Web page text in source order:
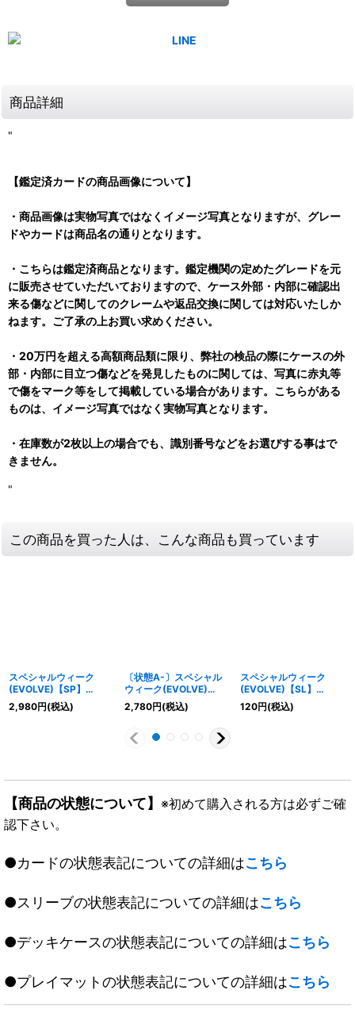
商品詳細
"
【鑑定済カードの商品画像について】
・商品画像は実物写真ではなくイメージ写真となりますが、グレー
ドやカードは商品名の通りとなります。
・こちらは鑑定済商品となります。鑑定機関の定めたグレードを元
に販売させていただいておりますので、ケース外部・内部に確認出
来る傷などに関してのクレームや返品交換に関しては対応いたしか
ねます。ご了承の上お買い求めください。
・20万円を超える高額商品類に限り、弊社の検品の際にケースの外
部・内部に目立つ傷などを発見したものに関しては、写真に赤丸等
で傷をマーク等をして掲載している場合があります。こちらがある
ものは、イメージ写真ではなく実物写真となります。
・在庫数が2枚以上の場合でも、識別番号などをお選びする事はで
きません。
"
この商品を買った人は、こんな商品も買っています
スペシャルウィーク
(EVOLVE)【SP】
{CP01-SP11}《ドラゴ
ン》
2,980円(税込)
〔状態A-〕スペシャル
ウィーク(EVOLVE)
【SP】{CP01-SP11}
《ドラゴン》
2,780円(税込)
スペシャルウィーク
(EVOLVE)【SL】
{CP01-SL11}《ドラゴ
ン》
120円(税込)
【商品の状態について】 ※初めて購入される方は必ずご確
認下さい。
●カードの状態表記についての詳細はこちら
●スリーブの状態表記についての詳細はこちら
●デッキケースの状態表記についての詳細はこちら
●プレイマットの状態表記についての詳細はこちら